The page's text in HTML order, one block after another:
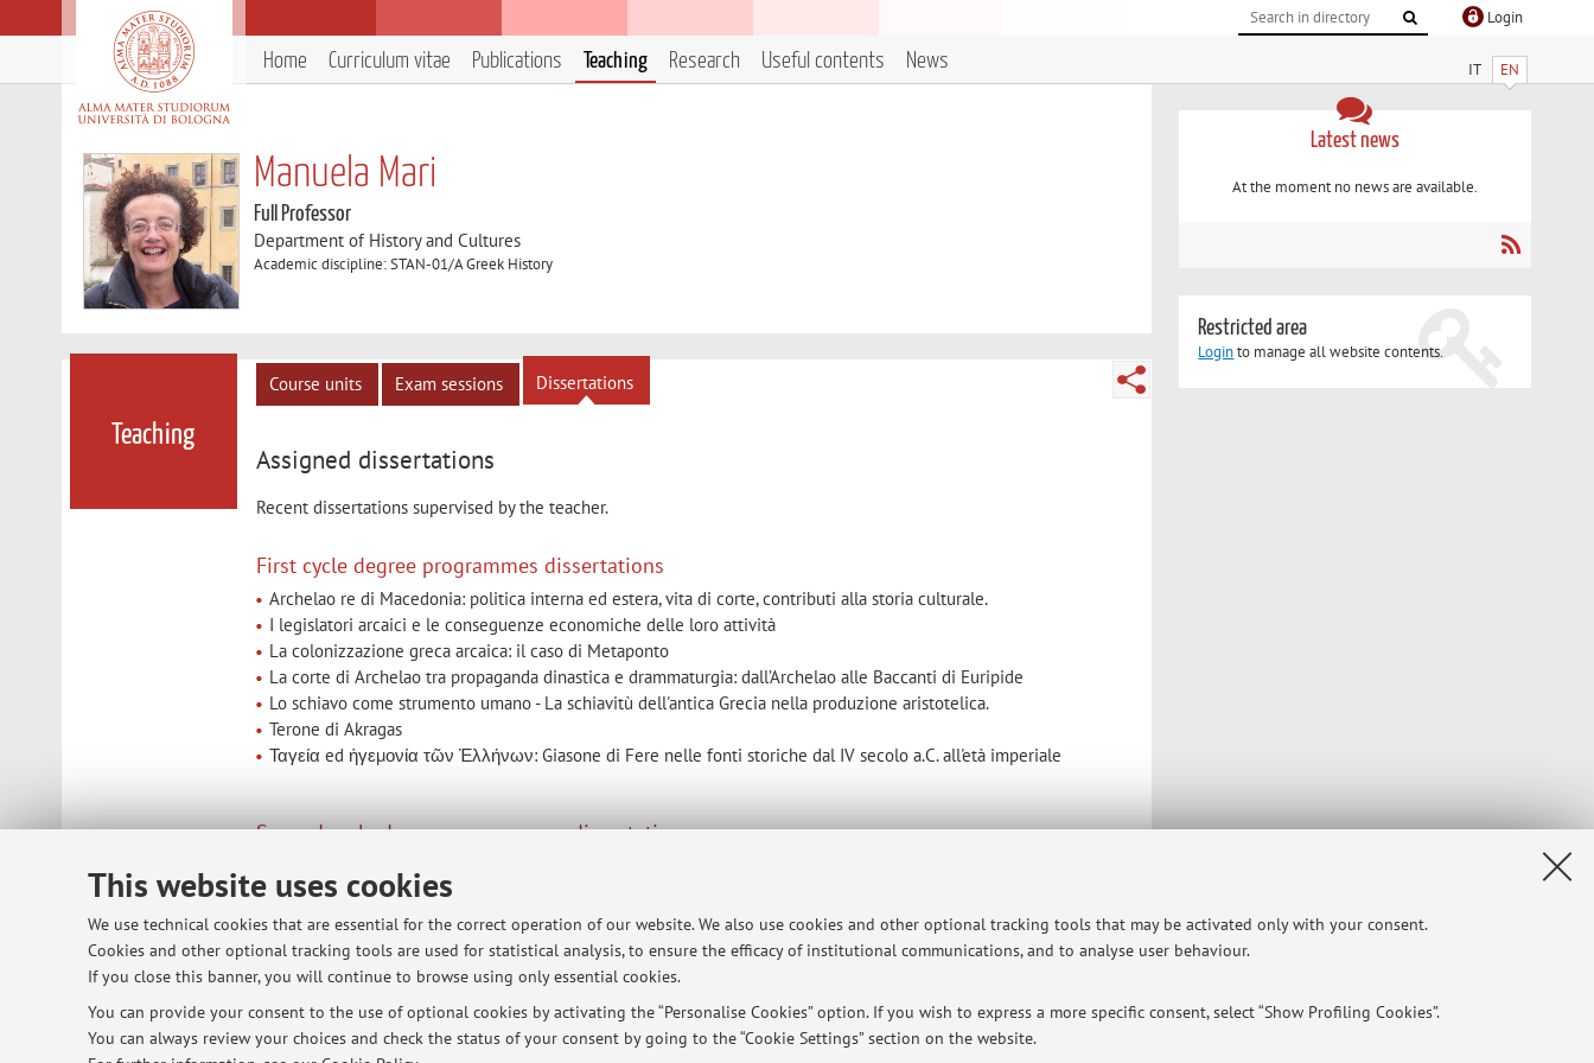
This website uses cookies
We use technical cookies that are essential for the correct operation of our website. We also use cookies and other optional tracking tools that may be activated only with your consent.
Cookies and other optional tracking tools are used for statistical analysis, to ensure the efficacy of institutional communications, and to analyse user behaviour.
If you close this banner, you will continue to browse using only essential cookies.
You can provide your consent to the use of optional cookies by activating the “Personalise Cookies” option. If you wish to express a more specific consent, select “Show Profiling Cookies”.
You can always review your choices and check the status of your consent by going to the “Cookie Settings” section on the website.
Login
IT EN
Home Curriculum vitae Publications Teaching Research Useful contents News
Manuela Mari
Full Professor
Department of History and Cultures
Academic discipline: STAN-01/A Greek History
Teaching
Course units Exam sessions Dissertations
Assigned dissertations
Recent dissertations supervised by the teacher.
First cycle degree programmes dissertations
Archelao re di Macedonia: politica interna ed estera, vita di corte, contributi alla storia culturale.
I legislatori arcaici e le conseguenze economiche delle loro attività
La colonizzazione greca arcaica: il caso di Metaponto
La corte di Archelao tra propaganda dinastica e drammaturgia: dall’Archelao alle Baccanti di Euripide
Lo schiavo come strumento umano - La schiavitù dell'antica Grecia nella produzione aristotelica.
Terone di Akragas
Ταγεία ed ἡγεμονία τῶν Ἑλλήνων: Giasone di Fere nelle fonti storiche dal IV secolo a.C. all'età imperiale
Second cycle degree programmes dissertations
Le città cretesi nel III secolo a.C.: equilibri interni e relazioni con i regni ellenistici
Lotta per l'Egemonia nel Mediterraneo Orientale tra la Fine del III Secolo a. C. e la Pace di Apamea
Latest news
At the moment no news are available.
Restricted area
Loginto manage all website contents.
© 2026 - ALMA MATER STUDIORUM - Università di Bologna - Via Zamboni, 33 - 40126 Bologna - Partita IVA: 01131710376 Privacy|Legal Notes|Cookie Settings